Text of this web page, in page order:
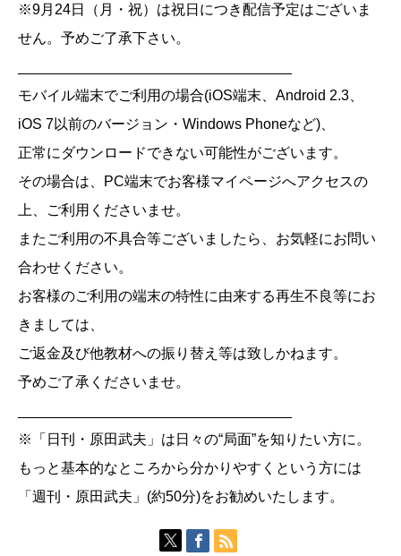
※9月24日（月・祝）は祝日につき配信予定はございま
せん。予めご了承下さい。
モバイル端末でご利用の場合(iOS端末、Android 2.3、
iOS 7以前のバージョン・Windows Phoneなど)、
正常にダウンロードできない可能性がございます。
その場合は、PC端末でお客様マイページへアクセスの
上、ご利用くださいませ。
またご利用の不具合等ございましたら、お気軽にお問い
合わせください。
お客様のご利用の端末の特性に由来する再生不良等にお
きましては、
ご返金及び他教材への振り替え等は致しかねます。
予めご了承くださいませ。
※「日刊・原田武夫」は日々の“局面”を知りたい方に。
もっと基本的なところから分かりやすくという方には
「週刊・原田武夫」(約50分)をお勧めいたします。